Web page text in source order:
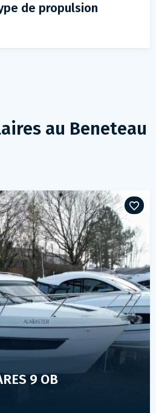
de propulsion
au Beneteau
9 OB